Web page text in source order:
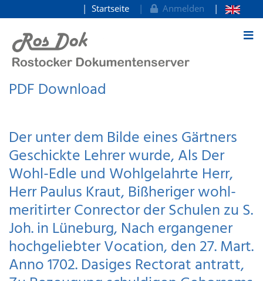
zum Inhalt
Startseite Anmelden
PDF Download
Der unter dem Bilde eines Gärtners
Geschickte Lehrer wurde, Als Der
Wohl-Edle und Wohlgelahrte Herr,
Herr Paulus Kraut, Bißheriger wohl-
meritirter Conrector der Schulen zu S.
Joh. in Lüneburg, Nach ergangener
hochgeliebter Vocation, den 27. Mart.
Anno 1702. Dasiges Rectorat antratt,